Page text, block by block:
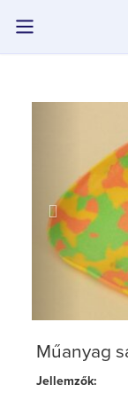
Műanyag
Jellemzők: